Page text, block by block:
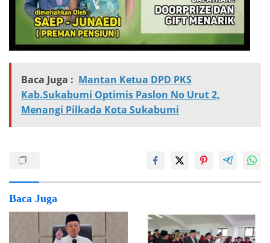
Baca Juga : Mantan Ketua DPD PKS
Kab.Sukabumi Optimis Paslon No Urut 2,
Menangi Pilkada Kota Sukabumi
Baca Juga